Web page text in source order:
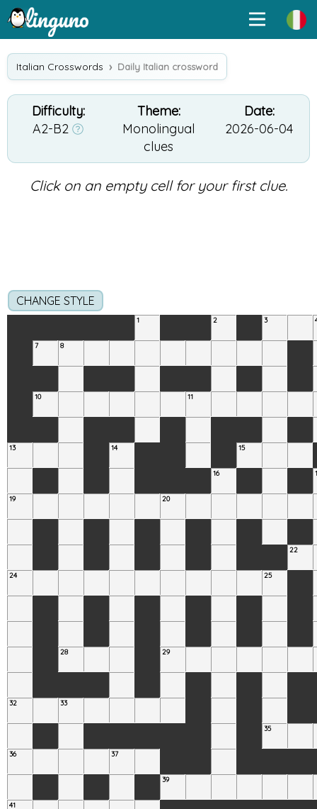
Italian Crosswords Daily Italian crossword
Difficulty:
A2-B2
Theme:
Monolingual
clues
Date:
2026-06-04
Click on an empty cell for your first clue.
CHANGE STYLE
1 2 3
7 8
10 11
13 14 15
16
19 20
22
24 25
28 29
32 33
35
36 37
39
41